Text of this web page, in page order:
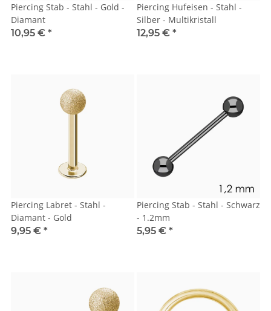
Piercing Stab - Stahl - Gold -
Diamant
10,95 € *
Piercing Hufeisen - Stahl -
Silber - Multikristall
12,95 € *
Piercing Labret - Stahl -
Diamant - Gold
9,95 € *
Piercing Stab - Stahl - Schwarz
- 1.2mm
5,95 € *